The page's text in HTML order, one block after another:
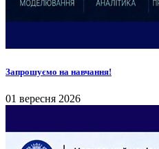
Запрошуємо на навчання!
01 вересня 2026